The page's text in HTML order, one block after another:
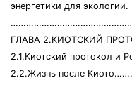
энергетики для экологии.
ГЛАВА 2.КИОТСКИЙ
2.1.Киотский
2.2.Жизнь после